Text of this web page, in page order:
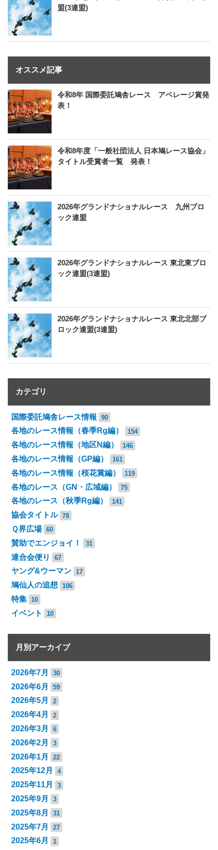
盟(3連盟)
オススメ記事
令和8年 国際委託鳩舎レース アベレージ賞発
表！
令和8年度「一般社団法人 日本鳩レース協会」
タイトル受賞者一覧 発表！
2026年グランドナショナルレース 九州ブロ
ック連盟
2026年グランドナショナルレース 東北東ブロ
ック連盟(3連盟)
2026年グランドナショナルレース 東北北部ブ
ロック連盟(3連盟)
カテゴリ
国際委託鳩舎レース情報 90
各地のレース情報（春季Rg編） 154
各地のレース情報（地区N編） 146
各地のレース情報（GP編） 161
各地のレース情報（桜花賞編） 119
各地のレース（GN・広域編） 75
各地のレース（秋季Rg編） 141
協会タイトル 78
Ｑ界広場 60
賛助でエンジョイ！ 31
連合会便り 67
ヤング&ウーマン 17
鳩仙人の追想 106
特集 10
イベント 10
月別アーカイブ
2026年7月 30
2026年6月 59
2026年5月 2
2026年4月 2
2026年3月 6
2026年2月 3
2026年1月 22
2025年12月 4
2025年11月 3
2025年9月 3
2025年8月 31
2025年7月 27
2025年6月 1